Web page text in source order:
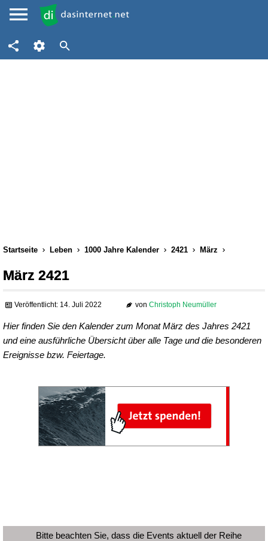
Startseite Leben 1000 Jahre Kalender 2421 März
März 2421
Veröffentlicht: 14. Juli 2022 von Christoph Neumüller
Hier finden Sie den Kalender zum Monat März des Jahres 2421
und eine ausführliche Übersicht über alle Tage und die besonderen
Ereignisse bzw. Feiertage.
Bitte beachten Sie, dass die Events aktuell der Reihe